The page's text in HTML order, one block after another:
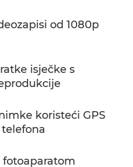
od 1080p
isječke s
koristeći GPS
fotoaparatom